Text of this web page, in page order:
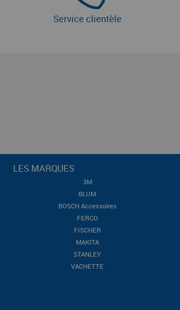
Service clientèle
LES MARQUES
3M
BLUM
BOSCH Accessoires
FERCO
FISCHER
MAKITA
STANLEY
VACHETTE